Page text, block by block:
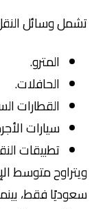
وسائل النقل:
المترو.
الحافلات.
القطارات السريعة.
سيارات الأجرة.
تطبيقات النقل
فقط، بينما يُعد